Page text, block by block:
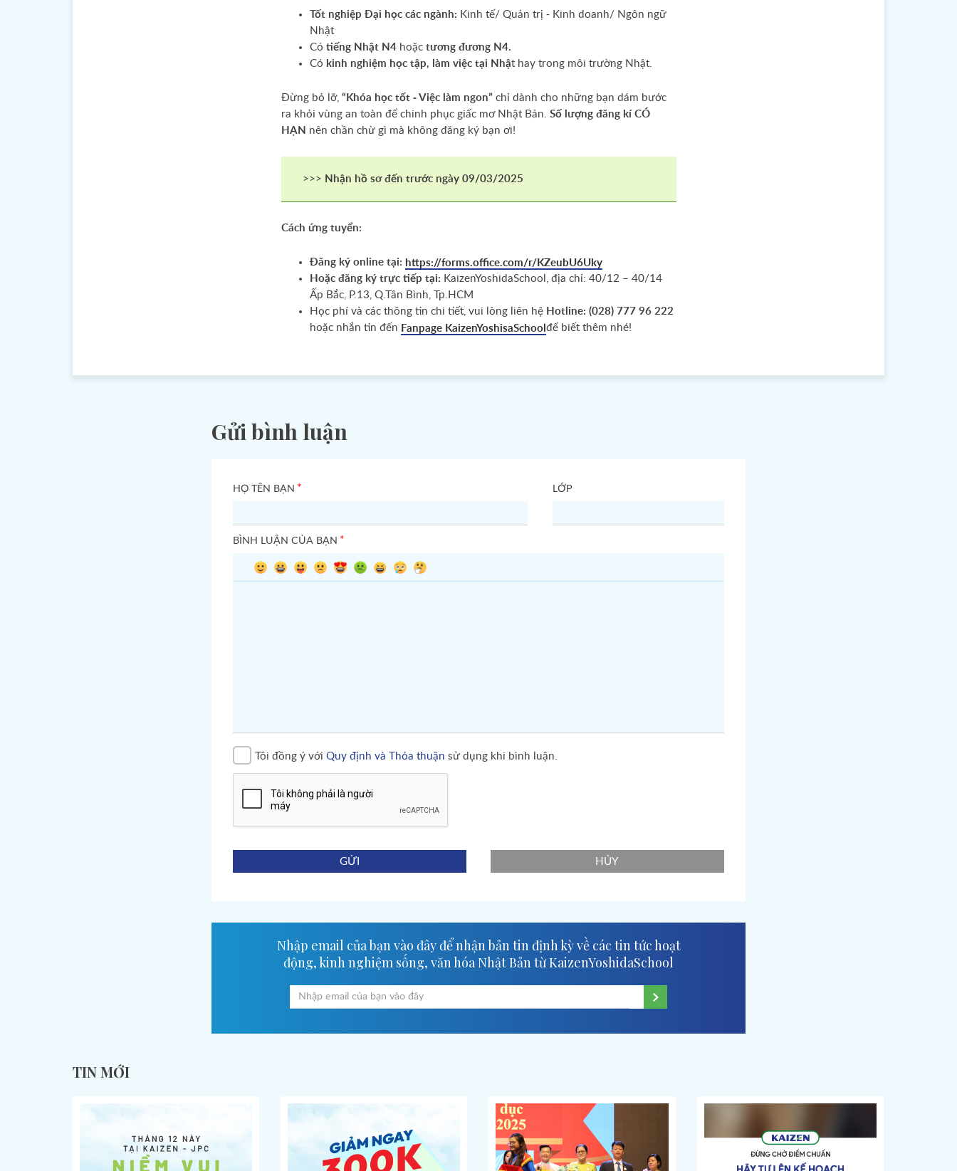
Chào buổi sáng
Ohayo
gozaimasu
Tốt nghiệp Đại học các ngành: Kinh tế/ Quản trị - Kinh doanh/ Ngôn ngữ
Nhật
Có tiếng Nhật N4hoặc tương đương N4.
Có kinh nghiệm học tập, làm việc tại Nhật hay trong môi trường Nhật.
Đừng bỏ lỡ,“Khóa học tốt - Việc làm ngon”chỉ dành cho những bạn dám bước
ra khỏi vùng an toàn để chinh phục giấc mơ Nhật Bản. Số lượng đăng kí CÓ
HẠN nên chần chừ gì mà không đăng ký bạn ơi!
>>> Nhận hồ sơ đến trước ngày 09/03/2025
Cách ứng tuyển:
Đăng ký online tại: https://forms.office.com/r/KZeubU6Uky
Hoặc đăng ký trực tiếp tại: KaizenYoshidaSchool, địa chỉ: 40/12 – 40/14
Ấp Bắc, P.13, Q.Tân Bình, Tp.HCM
Học phí và các thông tin chi tiết, vui lòng liên hệ Hotline: (028) 777 96 222
hoặc nhắn tin đến Fanpage KaizenYoshisaSchool để biết thêm nhé!
Gửi bình luận
HỌ TÊN BẠN * LỚP
BÌNH LUẬN CỦA BẠN *
Tôi đồng ý với Quy định và Thỏa thuận sử dụng khi bình luận.
GỬI HỦY
Nhập email của bạn vào đây để nhận bản tin định kỳ về các tin tức hoạt
động, kinh nghiệm sống, văn hóa Nhật Bản từ KaizenYoshidaSchool
TIN MỚI